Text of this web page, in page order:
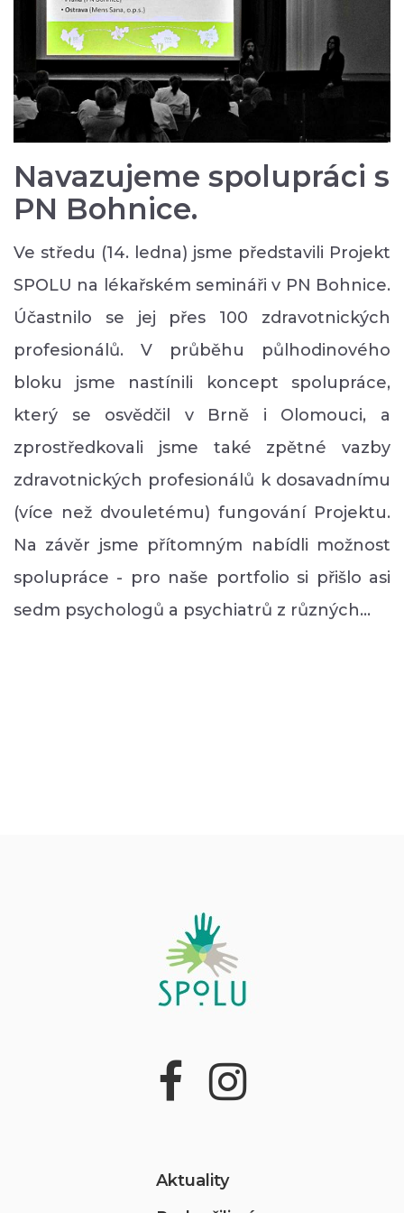
Navazujeme spolupráci s
PN Bohnice.
Ve středu (14. ledna) jsme představili Projekt
SPOLU na lékařském semináři v PN Bohnice.
Účastnilo se jej přes 100 zdravotnických
profesionálů. V průběhu půlhodinového
bloku jsme nastínili koncept spolupráce,
který se osvědčil v Brně i Olomouci, a
zprostředkovali jsme také zpětné vazby
zdravotnických profesionálů k dosavadnímu
(více než dvouletému) fungování Projektu.
Na závěr jsme přítomným nabídli možnost
spolupráce - pro naše portfolio si přišlo asi
sedm psychologů a psychiatrů z různých…
Aktuality